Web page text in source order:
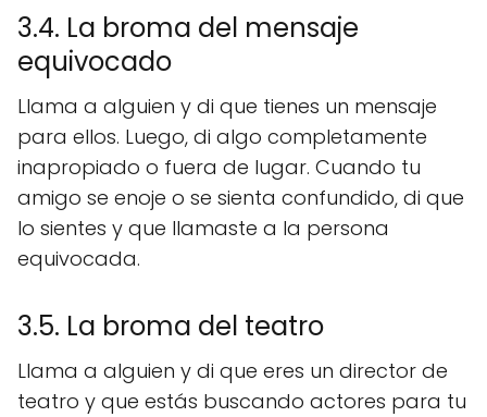
3.4. La broma del mensaje
equivocado
Llama a alguien y di que tienes un mensaje
para ellos. Luego, di algo completamente
inapropiado o fuera de lugar. Cuando tu
amigo se enoje o se sienta confundido, di que
lo sientes y que llamaste a la persona
equivocada.
3.5. La broma del teatro
Llama a alguien y di que eres un director de
teatro y que estás buscando actores para tu